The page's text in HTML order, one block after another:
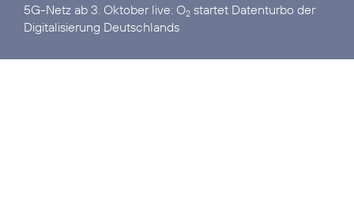
5G-Netz ab 3. Oktober live: O2 startet Datenturbo der
Digitalisierung Deutschlands